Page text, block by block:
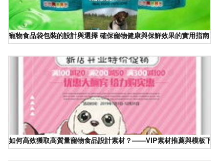
寵物食品袋包裝的設計與選擇 確保寵物健康與保鮮效果的實用指南
如何高效獲取高質量寵物食品設計素材？——VIP素材推薦與模板下